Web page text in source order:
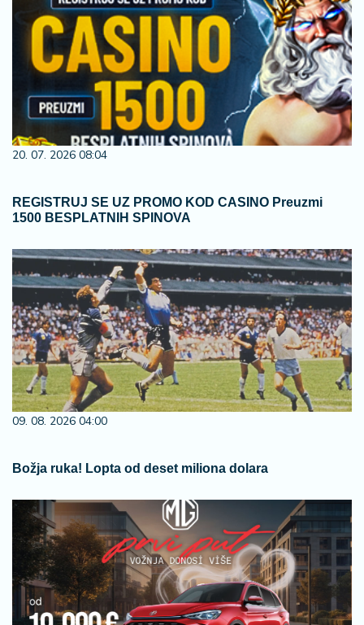
20. 07. 2026 08:04
REGISTRUJ SE UZ PROMO KOD CASINO Preuzmi
1500 BESPLATNIH SPINOVA
09. 08. 2026 04:00
Božja ruka! Lopta od deset miliona dolara